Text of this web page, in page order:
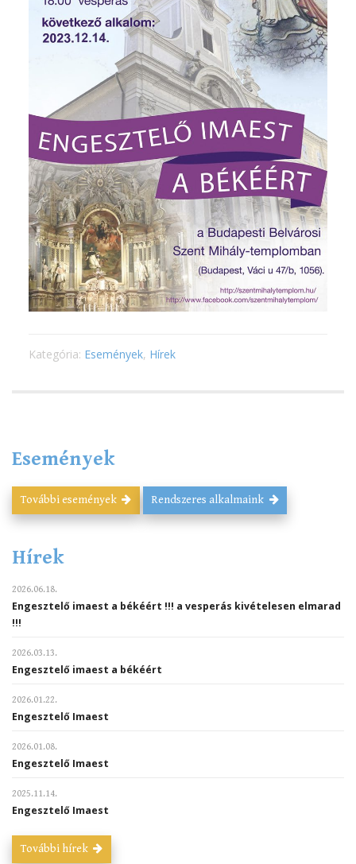
Kategória: Események, Hírek
Események
További események Rendszeres alkalmaink
Hírek
2026.06.18.
Engesztelő imaest a békéért !!! a vesperás kivételesen elmarad
!!!
2026.03.13.
Engesztelő imaest a békéért
2026.01.22.
Engesztelő Imaest
2026.01.08.
Engesztelő Imaest
2025.11.14.
Engesztelő Imaest
További hírek